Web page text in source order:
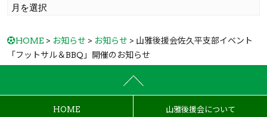
HOME > お知らせ > お知らせ > 山雅後援会佐久平支部イベント
「フットサル＆BBQ」開催のお知らせ
HOME 山雅後援会について